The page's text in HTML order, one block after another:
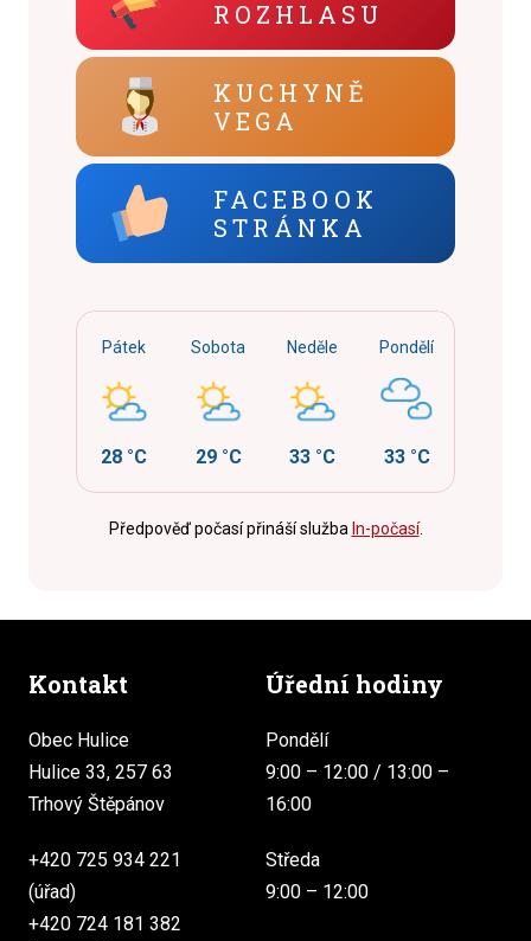
ROZHLASU
KUCHYNĚ
VEGA
FACEBOOK
STRÁNKA
Pátek
28 °C
Sobota
29 °C
Neděle
33 °C
Pondělí
33 °C
Předpověď počasí přináší služba In-počasí.
Kontakt
Obec Hulice
Hulice 33, 257 63
Trhový Štěpánov
+420 725 934 221
(úřad)
+420 724 181 382
Úřední hodiny
Pondělí
9:00 – 12:00 / 13:00 –
16:00
Středa
9:00 – 12:00